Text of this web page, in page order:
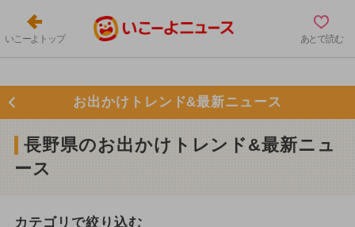
いこーよトップ あとで読む
お出かけトレンド&最新ニュース
長野県のお出かけトレンド&最新ニュ
ース
カテゴリで絞り込む